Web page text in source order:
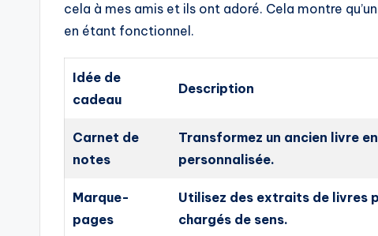
cela à mes amis et ils ont adoré. Cela montre
en étant fonctionnel.
Idée de
cadeau
Description
Carnet de
notes
Transformez un ancien livre
personnalisée.
Marque-
pages
Utilisez des extraits de livres
chargés de sens.